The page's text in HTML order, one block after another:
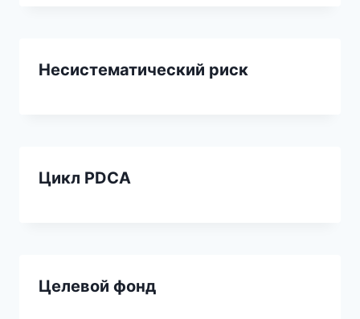
Несистематический риск
Цикл PDCA
Целевой фонд